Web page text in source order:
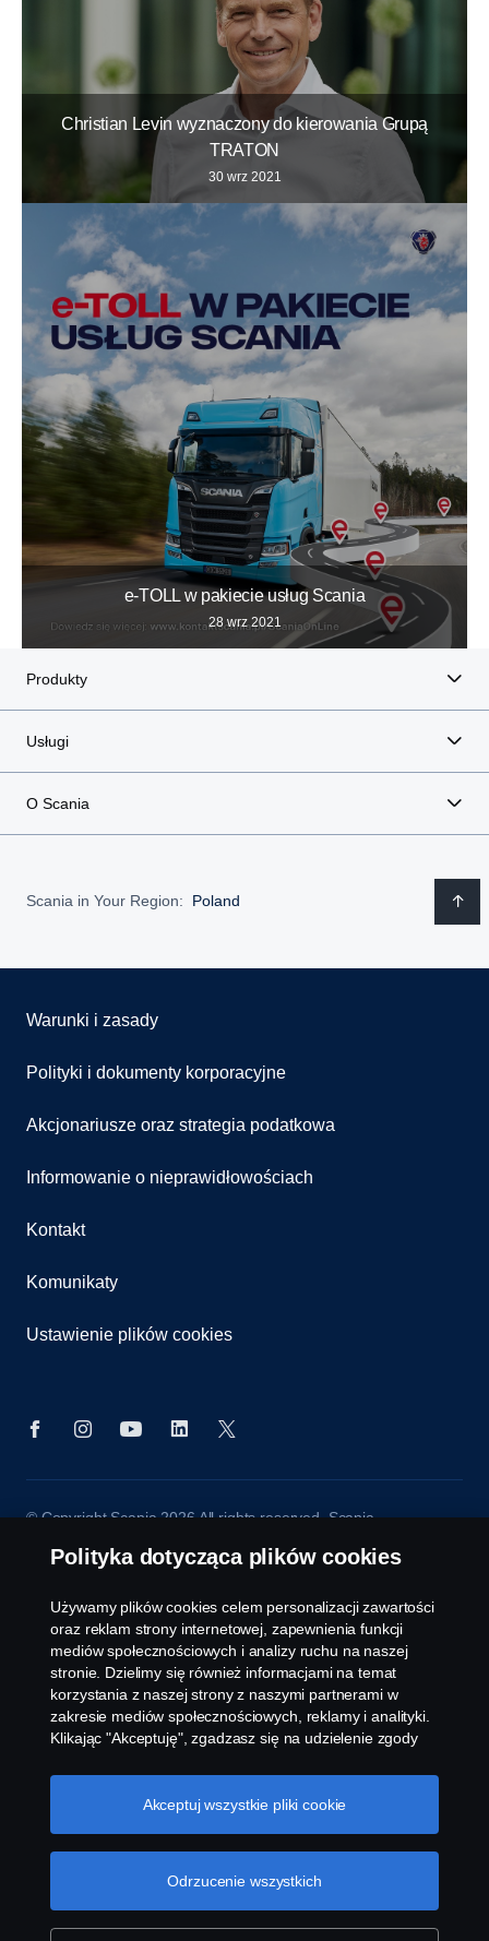
Christian Levin wyznaczony do kierowania Grupą
TRATON
30 wrz 2021
e-TOLL w pakiecie usług Scania
28 wrz 2021
Produkty
Usługi
O Scania
Scania in Your Region: Poland
Warunki i zasady
Polityki i dokumenty korporacyjne
Akcjonariusze oraz strategia podatkowa
Informowanie o nieprawidłowościach
Kontakt
Komunikaty
Ustawienie plików cookies
© Copyright Scania 2026 All rights reserved. Scania
Polska Tel: +48 22 356 01 00
Polityka dotycząca plików cookies
Używamy plików cookies celem personalizacji zawartości
oraz reklam strony internetowej, zapewnienia funkcji
mediów społecznościowych i analizy ruchu na naszej
stronie. Dzielimy się również informacjami na temat
korzystania z naszej strony z naszymi partnerami w
zakresie mediów społecznościowych, reklamy i analityki.
Klikając "Akceptuję", zgadzasz się na udzielenie zgody
się informacjami. Możesz również zarządzać swoimi
plikami cookies, klikając na "Ustawienia plików cookies" i
sekcję dotyczącą plików cookies, którą można znaleźć
klikając na link poniżej tego tekstu. Cookie policy
Odrzucenie wszystkich
Akceptuj wszystkie pliki cookie